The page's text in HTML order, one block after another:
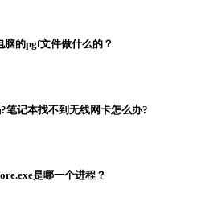
的pgf文件做什么的？
笔记本找不到无线网卡怎么办?
是哪一个进程？